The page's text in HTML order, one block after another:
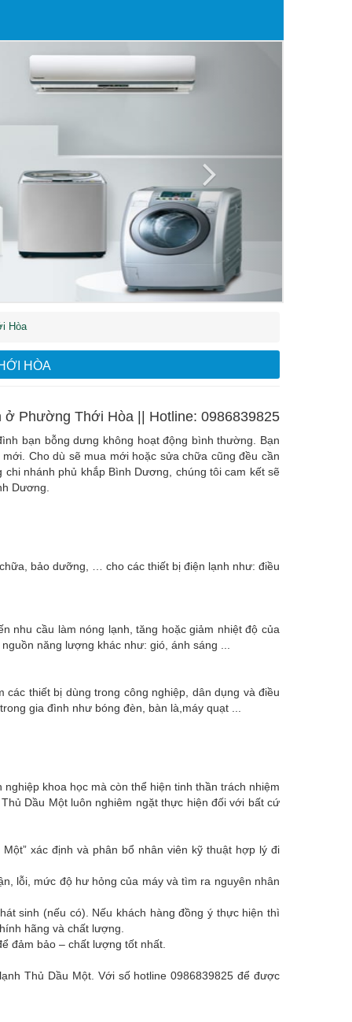
Hòa
HÒA
ở Phường Thới Hòa || Hotline: 0986839825
bạn bỗng dưng không hoạt động bình thường. Bạn
Cho dù sẽ mua mới hoặc sửa chữa cũng đều cần
nhánh phủ khắp Bình Dương, chúng tôi cam kết sẽ
Dương.
bảo dưỡng, … cho các thiết bị điện lạnh như: điều
nhu cầu làm nóng lạnh, tăng hoặc giảm nhiệt độ của
năng lượng khác như: gió, ánh sáng ...
thiết bị dùng trong công nghiệp, dân dụng và điều
gia đình như bóng đèn, bàn là,máy quạt ...
khoa học mà còn thể hiện tinh thần trách nhiệm
Dầu Một luôn nghiêm ngặt thực hiện đối với bất cứ
xác định và phân bổ nhân viên kỹ thuật hợp lý đi
lỗi, mức độ hư hỏng của máy và tìm ra nguyên nhân
sinh (nếu có). Nếu khách hàng đồng ý thực hiện thì
hãng và chất lượng.
đảm bảo – chất lượng tốt nhất.
Thủ Dầu Một. Với số hotline 0986839825 để được